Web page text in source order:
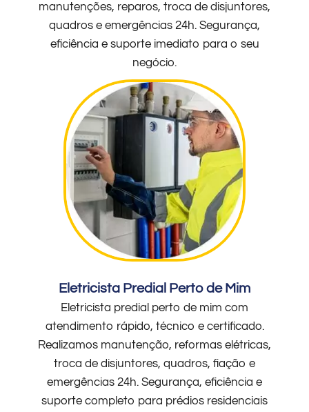
manutenções, reparos, troca de disjuntores,
quadros e emergências 24h. Segurança,
eficiência e suporte imediato para o seu
negócio.
Eletricista Predial Perto de Mim
Eletricista predial perto de mim com
atendimento rápido, técnico e certificado.
Realizamos manutenção, reformas elétricas,
troca de disjuntores, quadros, fiação e
emergências 24h. Segurança, eficiência e
suporte completo para prédios residenciais